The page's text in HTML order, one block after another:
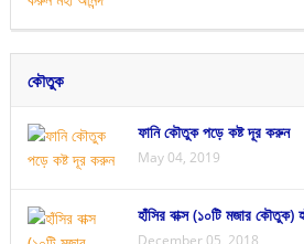
কৌতুক
ফানি কৌতুক পড়ে কষ্ট দূর করুন
May 04, 2019
হাঁসির বাক্স (১০টি মজার কৌতুক)